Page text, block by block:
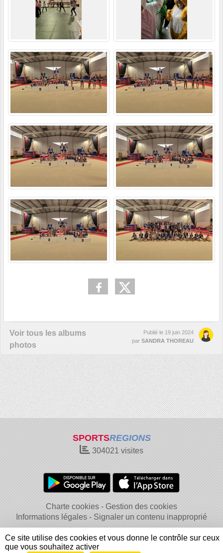
Voir tous les albums
photos
Publié le 19 juin 2024
par SANDRA THOREAU
SPORTSREGIONS
304021 visites
Charte cookies
Gestion des cookies
Informations légales
Signaler un contenu inapproprié
Ce site utilise des cookies et vous donne le contrôle sur ceux
que vous souhaitez activer